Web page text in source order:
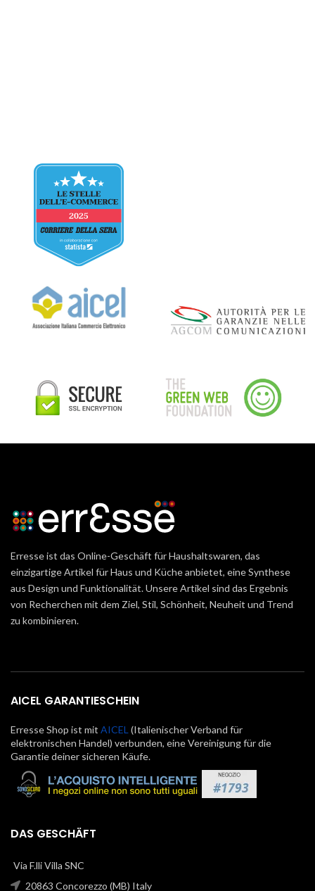
Erresse ist das Online-Geschäft für Haushaltswaren, das
einzigartige Artikel für Haus und Küche anbietet, eine Synthese
aus Design und Funktionalität. Unsere Artikel sind das Ergebnis
von Recherchen mit dem Ziel, Stil, Schönheit, Neuheit und Trend
zu kombinieren.
AICEL GARANTIESCHEIN
Erresse Shop ist mit AICEL (Italienischer Verband für
elektronischen Handel) verbunden, eine Vereinigung für die
Garantie deiner sicheren Käufe.
DAS GESCHÄFT
Via F.lli Villa SNC
20863 Concorezzo (MB) Italy